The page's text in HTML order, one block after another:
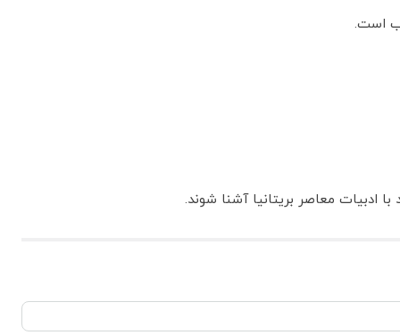
است.
معاصر بریتانیا آشنا شوند.